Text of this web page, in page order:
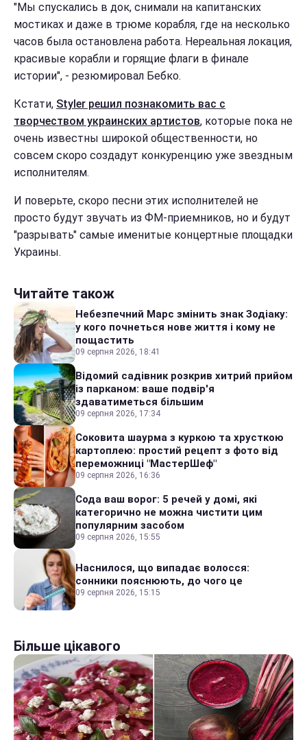
"Мы спускались в док, снимали на капитанских
мостиках и даже в трюме корабля, где на несколько
часов была остановлена работа. Нереальная локация,
красивые корабли и горящие флаги в финале
истории", - резюмировал Бебко.
Кстати, Styler решил познакомить вас с
творчеством украинских артистов, которые пока не
очень известны широкой общественности, но
совсем скоро создадут конкуренцию уже звездным
исполнителям.
И поверьте, скоро песни этих исполнителей не
просто будут звучать из ФМ-приемников, но и будут
"разрывать" самые именитые концертные площадки
Украины.
Читайте також
Небезпечний Марс змінить знак Зодіаку:
у кого почнеться нове життя і кому не
пощастить
09 серпня 2026, 18:41
Відомий садівник розкрив хитрий прийом
із парканом: ваше подвір'я
здаватиметься більшим
09 серпня 2026, 17:34
Соковита шаурма з куркою та хрусткою
картоплею: простий рецепт з фото від
переможниці "МастерШеф"
09 серпня 2026, 16:36
Сода ваш ворог: 5 речей у домі, які
категорично не можна чистити цим
популярним засобом
09 серпня 2026, 15:55
Наснилося, що випадає волосся:
сонники пояснюють, до чого це
09 серпня 2026, 15:15
Більше цікавого